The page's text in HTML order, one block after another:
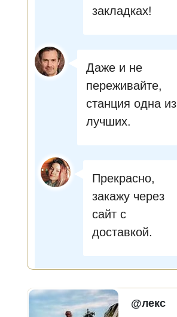
закладках!
Даже и не
переживайте,
станция одна из
лучших.
Прекрасно,
закажу через
сайт с
доставкой.
@лекс